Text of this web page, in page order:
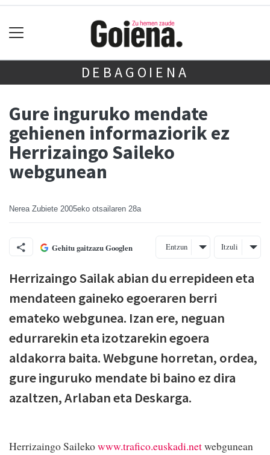
DEBAGOIENA
Gure inguruko mendate
gehienen informaziorik ez
Herrizaingo Saileko
webgunean
Nerea Zubiete 2005eko otsailaren 28a
Gehitu gaitzazu Googlen Entzun Itzuli
Herrizaingo Sailak abian du errepideen eta
mendateen gaineko egoeraren berri
emateko webgunea. Izan ere, neguan
edurrarekin eta izotzarekin egoera
aldakorra baita. Webgune horretan, ordea,
gure inguruko mendate bi baino ez dira
azaltzen, Arlaban eta Deskarga.
Herrizaingo Sailekowww.trafico.euskadi.netwebgunean